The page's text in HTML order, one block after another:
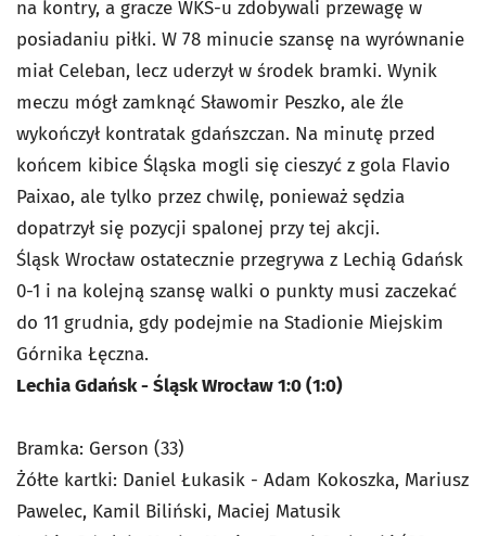
na kontry, a gracze WKS-u zdobywali przewagę w
posiadaniu piłki. W 78 minucie szansę na wyrównanie
miał Celeban, lecz uderzył w środek bramki. Wynik
meczu mógł zamknąć Sławomir Peszko, ale źle
wykończył kontratak gdańszczan. Na minutę przed
końcem kibice Śląska mogli się cieszyć z gola Flavio
Paixao, ale tylko przez chwilę, ponieważ sędzia
dopatrzył się pozycji spalonej przy tej akcji.
Śląsk Wrocław ostatecznie przegrywa z Lechią Gdańsk
0-1 i na kolejną szansę walki o punkty musi zaczekać
do 11 grudnia, gdy podejmie na Stadionie Miejskim
Górnika Łęczna.
Lechia Gdańsk - Śląsk Wrocław 1:0 (1:0)
Bramka: Gerson (33)
Żółte kartki: Daniel Łukasik - Adam Kokoszka, Mariusz
Pawelec, Kamil Biliński, Maciej Matusik